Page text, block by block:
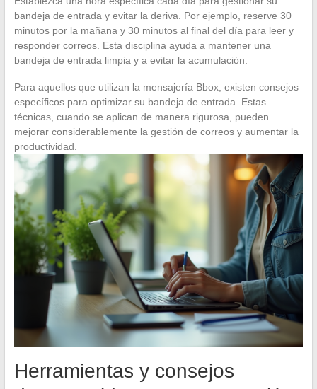
bandeja de entrada y evitar la deriva. Por ejemplo, reserve 30
minutos por la mañana y 30 minutos al final del día para leer y
responder correos. Esta disciplina ayuda a mantener una
bandeja de entrada limpia y a evitar la acumulación.
Para aquellos que utilizan la mensajería Bbox, existen consejos
específicos para optimizar su bandeja de entrada. Estas
técnicas, cuando se aplican de manera rigurosa, pueden
mejorar considerablemente la gestión de correos y aumentar la
productividad.
Herramientas y consejos